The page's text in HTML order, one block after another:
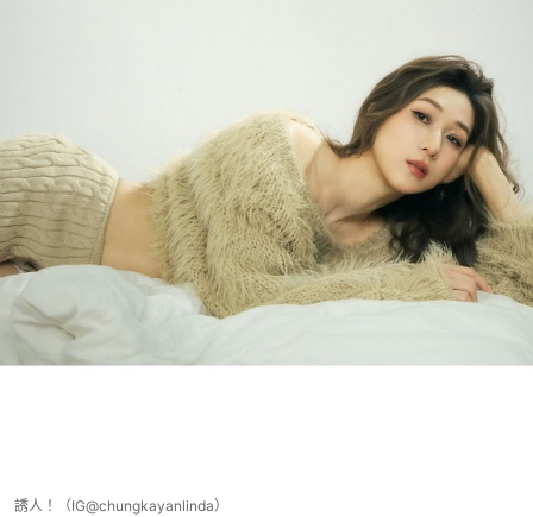
誘人！（IG@chungkayanlinda）